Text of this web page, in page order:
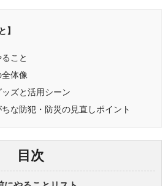
】
こと
全体像
ズと活用シーン
な防犯・防災の見直しポイント
目次